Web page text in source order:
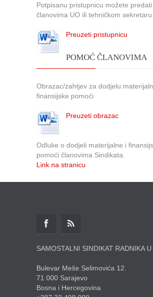
Potpisanu pristupnicu možete predati
članovima UO ili tehničkom
Preuzeti pristupnicu
POMOĆ ČLANOVIMA
Obrazac/zahtjev za dodjelu
finansijske pomoći
Preuzeti obrazac
Odluke o dodjeli materijalne i
pomoći članovima Sindikata.
Link na stranicu
SAMOSTALNI SINDIKAT RADNIKA
Bulevar Meše Selimovića 12.
71 000 Sarajevo
Bosna i Hercegovina